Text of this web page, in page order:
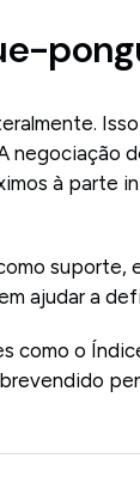
negociação
à parte
suporte,
ajudar a
como o